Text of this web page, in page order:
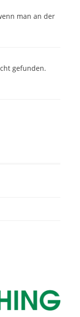
man an der
gefunden.